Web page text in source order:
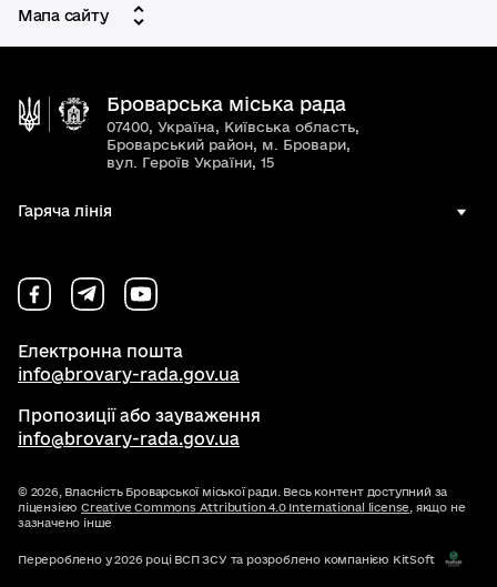
Мапа сайту
Броварська міська рада
07400, Україна, Київська область,
Броварський район, м. Бровари,
вул. Героїв України, 15
Гаряча лінія
Електронна пошта
info@brovary-rada.gov.ua
Пропозиції або зауваження
info@brovary-rada.gov.ua
© 2026, Власність Броварської міської ради. Весь контент доступний за
ліцензією Creative Commons Attribution 4.0 International license , якщо не
зазначено інше
Перероблено у 2026 році ВСП ЗСУ та розроблено компанією KitSoft